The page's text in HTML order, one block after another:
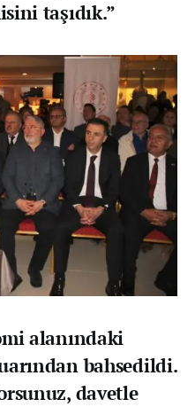
taşıdık.”
alanındaki
bahsedildi.
davetle